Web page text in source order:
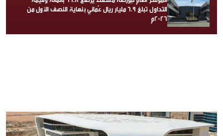
التداول تبلغ 6.9 مليار ريال عُماني بنهاية النصف الأول من
2026م